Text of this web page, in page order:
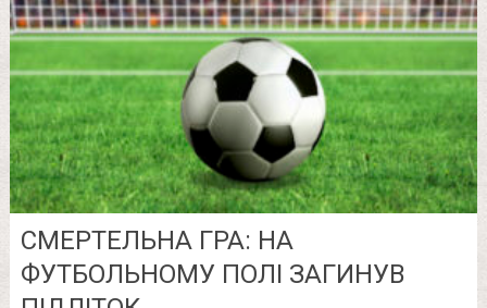
СМЕРТЕЛЬНА ГРА: НА
ФУТБОЛЬНОМУ ПОЛІ ЗАГИНУВ